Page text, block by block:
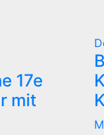
17e
mit